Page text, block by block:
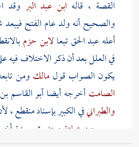
القصة ، قاله ابن عبد البر وقد
والصحيح أنه ولد عام الفتح
أعلهعبد الحقتبعالابن حزم
في العلل بعد أن ذكر الاختلاف فيه
يكون الصواب قولمالك ومن
الصامتأخرجه أيضاأبو القاسم
والطبرانيفي الكبير بإسناد منقطع ،
يسمع من عبادة وحديث بريدة